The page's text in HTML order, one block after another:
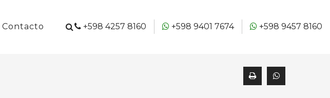
Contacto +598 4257 8160 +598 9401 7674 +598 9457 8160